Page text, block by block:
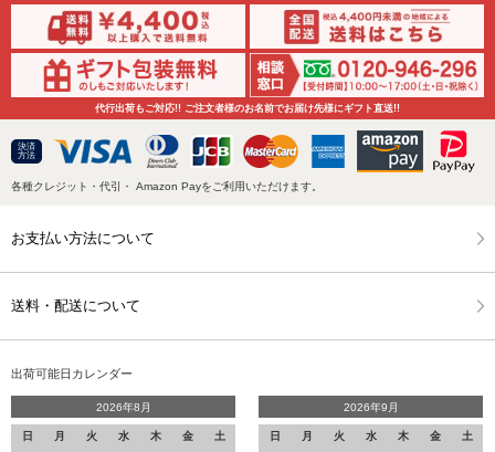
代行出荷もご対応!! ご注文者様のお名前でお届け先様にギフト直送!!
決済
方法
各種クレジット・代引・ Amazon Payをご利用いただけます。
お支払い方法について
送料・配送について
出荷可能日カレンダー
2026年8月
日 月 火 水 木 金 土
2026年9月
日 月 火 水 木 金 土